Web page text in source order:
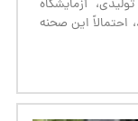
آزمایشگاه
احتمالاً این صحنه